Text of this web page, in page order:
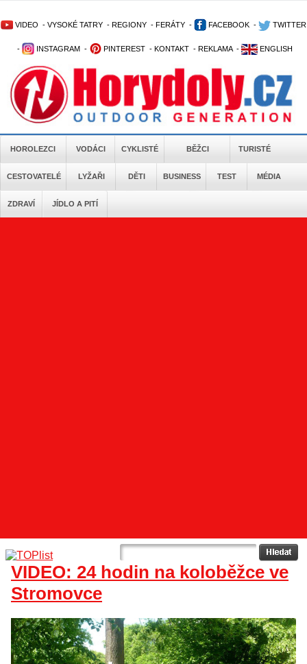
VIDEO - VYSOKÉ TATRY - REGIONY - FERÁTY - FACEBOOK - TWITTER
- INSTAGRAM - PINTEREST - KONTAKT - REKLAMA - ENGLISH
HOROLEZCI VODÁCI CYKLISTÉ BĚŽCI TURISTÉ
CESTOVATELÉ LYŽAŘI DĚTI BUSINESS TEST MÉDIA
ZDRAVÍ JÍDLO A PITÍ
VIDEO: 24 hodin na koloběžce ve
Stromovce